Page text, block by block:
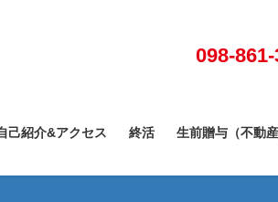
098-
己紹介&アクセス 終活 生前贈与（不動産